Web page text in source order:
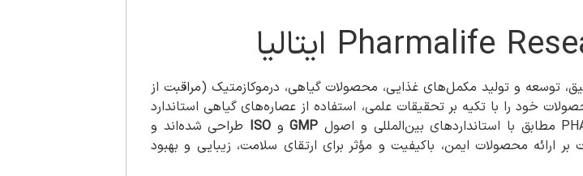
توسعه و تولید مکمل‌های غذایی، محصولات گیاهی، درموکازمتیک (مراقبت از
این شرکت با بیش از ۲۰ سال سابقه، محصولات خود را با تکیه بر تحقیقات علمی، استفاده از عصاره‌های گیاهی استاندارد
GMPو ISO طراحی شده‌اند و
این شرکت بر ارائه محصولات ایمن، باکیفیت و مؤثر برای ارتقای سلامت، زیبایی و بهبود